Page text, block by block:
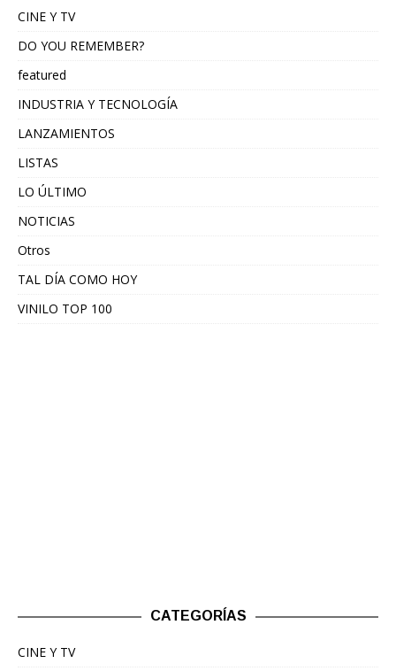
CINE Y TV
DO YOU REMEMBER?
featured
INDUSTRIA Y TECNOLOGÍA
LANZAMIENTOS
LISTAS
LO ÚLTIMO
NOTICIAS
Otros
TAL DÍA COMO HOY
VINILO TOP 100
CATEGORÍAS
CINE Y TV